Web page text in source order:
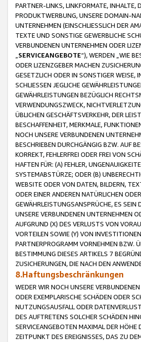
PARTNER-LINKS, LINKFORMATE,
PRODUKTWERBUNG, UNSERE DOMAIN-
UNTERNEHMEN (EINSCHLIESSLICH DER
TEXTE UND SONSTIGE GEWERBLICHE
VERBUNDENEN UNTERNEHMEN ODER
SERVICEANGEBOTE“), WERDEN „WIE
ODER LIZENZGEBER MACHEN
GESETZLICH ODER IN SONSTIGER WEISE,
SCHLIESSEN JEGLICHE
GEWÄHRLEISTUNGEN BEZÜGLICH
VERWENDUNGSZWECK,
ÜBLICHEN GESCHÄFTSVERKEHR, DER
BESCHAFFENHEIT, MERKMALE,
NOCH UNSERE VERBUNDENEN
BESCHRIEBEN DURCHGÄNGIG BZW. AUF
KORREKT, FEHLERFREI ODER FREI VON
HAFTEN FÜR: (A) FEHLER,
SYSTEMABSTÜRZE; ODER (B)
WEBSITE ODER VON DATEN, BILDERN,
ODER EINER ANDEREN NATÜRLICHEN
GEWÄHRLEISTUNGSANSPRÜCHE, ES SEIN
UNSERE VERBUNDENEN UNTERNEHMEN
AUFGRUND (X) DES VERLUSTS VON
VORTEILEN SOWIE (Y) VON
PARTNERPROGRAMM VORNEHMEN BZW.
BESTIMMUNG DIESES ARTIKELS 7
ZUSICHERUNGEN, DIE NACH DEN
8.Haftungsbeschränkungen
WEDER WIR NOCH UNSERE
ODER EXEMPLARISCHE SCHÄDEN ODER
NUTZUNGSAUSFALL ODER
DES AUFTRETENS SOLCHER SCHÄDEN
SERVICEANGEBOTEN MAXIMAL DER
ZEITPUNKT DES EREIGNISSES, DAS ZU